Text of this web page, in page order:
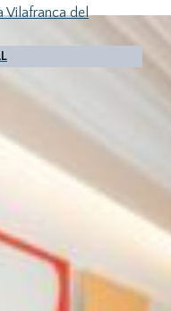
Vilafranca del